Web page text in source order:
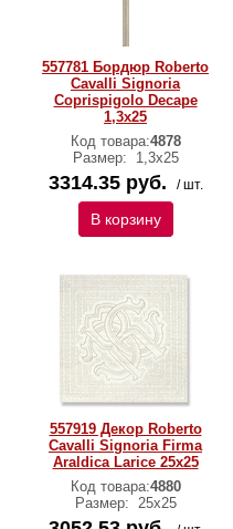
557781 Бордюр Roberto
Cavalli Signoria
Coprispigolo Decape
1,3x25
Код товара:4878
Размер:
1,3x25
3314.35 руб. / шт.
В корзину
557919 Декор Roberto
Cavalli Signoria Firma
Araldica Larice 25x25
Код товара:4880
Размер: 25x25